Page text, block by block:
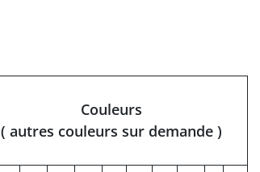
Couleurs
( autres couleurs sur demande )